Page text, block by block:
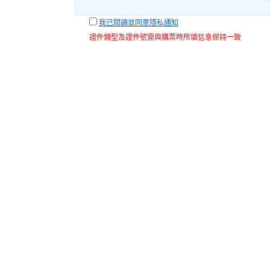
我已閱讀並同意隱私通知
證件類型及證件號需與購票時所填信息保持一致